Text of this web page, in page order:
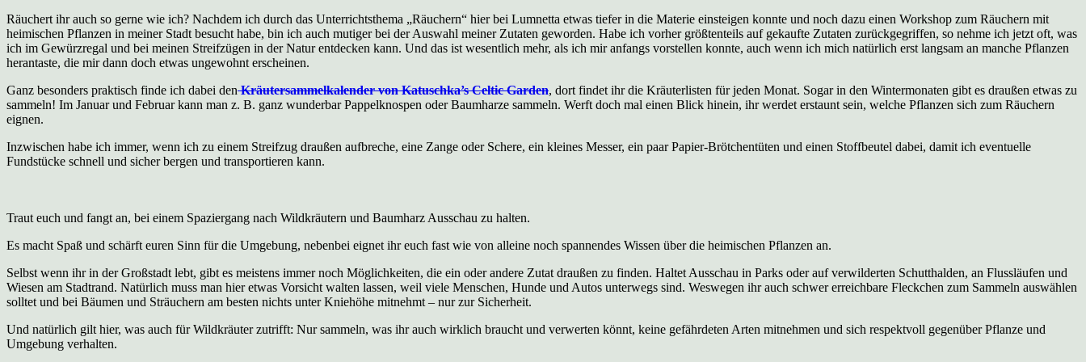
Räuchert ihr auch so gerne wie ich? Nachdem ich durch das Unterrichtsthema „Räuchern“ hier bei Lumnetta etwas tiefer in die Materie einsteigen konnte und noch dazu einen Workshop zum Räuchern mit
heimischen Pflanzen in meiner Stadt besucht habe, bin ich auch mutiger bei der Auswahl meiner Zutaten geworden. Habe ich vorher größtenteils auf gekaufte Zutaten zurückgegriffen, so nehme ich jetzt oft, was
ich im Gewürzregal und bei meinen Streifzügen in der Natur entdecken kann. Und das ist wesentlich mehr, als ich mir anfangs vorstellen konnte, auch wenn ich mich natürlich erst langsam an manche Pflanzen
herantaste, die mir dann doch etwas ungewohnt erscheinen.
Ganz besonders praktisch finde ich dabei denKräutersammelkalender von Katuschka’s Celtic Garden, dort findet ihr die Kräuterlisten für jeden Monat. Sogar in den Wintermonaten gibt es draußen etwas zu
sammeln! Im Januar und Februar kann man z. B. ganz wunderbar Pappelknospen oder Baumharze sammeln. Werft doch mal einen Blick hinein, ihr werdet erstaunt sein, welche Pflanzen sich zum Räuchern
eignen.
Inzwischen habe ich immer, wenn ich zu einem Streifzug draußen aufbreche, eine Zange oder Schere, ein kleines Messer, ein paar Papier-Brötchentüten und einen Stoffbeutel dabei, damit ich eventuelle
Fundstücke schnell und sicher bergen und transportieren kann.
Traut euch und fangt an, bei einem Spaziergang nach Wildkräutern und Baumharz Ausschau zu halten.
Es macht Spaß und schärft euren Sinn für die Umgebung, nebenbei eignet ihr euch fast wie von alleine noch spannendes Wissen über die heimischen Pflanzen an.
Selbst wenn ihr in der Großstadt lebt, gibt es meistens immer noch Möglichkeiten, die ein oder andere Zutat draußen zu finden. Haltet Ausschau in Parks oder auf verwilderten Schutthalden, an Flussläufen und
Wiesen am Stadtrand. Natürlich muss man hier etwas Vorsicht walten lassen, weil viele Menschen, Hunde und Autos unterwegs sind. Weswegen ihr auch schwer erreichbare Fleckchen zum Sammeln auswählen
solltet und bei Bäumen und Sträuchern am besten nichts unter Kniehöhe mitnehmt – nur zur Sicherheit.
Und natürlich gilt hier, was auch für Wildkräuter zutrifft: Nur sammeln, was ihr auch wirklich braucht und verwerten könnt, keine gefährdeten Arten mitnehmen und sich respektvoll gegenüber Pflanze und
Umgebung verhalten.